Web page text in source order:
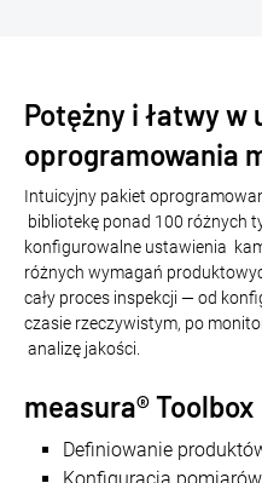
Potężny i łatwy w
oprogramowania
Intuicyjny pakiet
bibliotekę ponad 100 różnych
konfigurowalne ustawienia
różnych wymagań
cały proces inspekcji — od
czasie rzeczywistym, po
analizę jakości.
measura® Toolbox
Definiowanie